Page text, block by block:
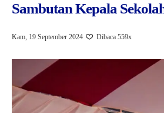
Best
Galeri
Fasilitas
Ekskul
Direktori
PENGADUAN KDST
Sambutan Kepala
Kam, 19 September 2024 Dibaca 559x